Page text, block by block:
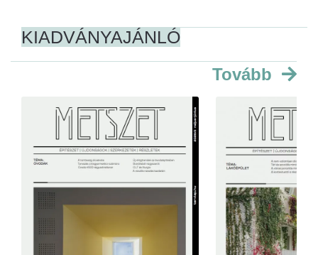
KIADVÁNYAJÁNLÓ
Tovább